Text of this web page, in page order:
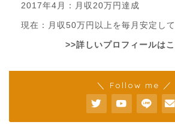
2017年4月：月収20万円達成
現在：月収50万円以上を毎月安定して
>>詳しいプロフィールは
＼ Follow me ／